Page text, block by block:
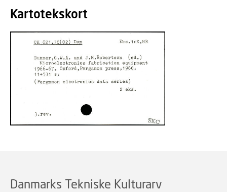
Kartotekskort
Danmarks Tekniske Kulturarv